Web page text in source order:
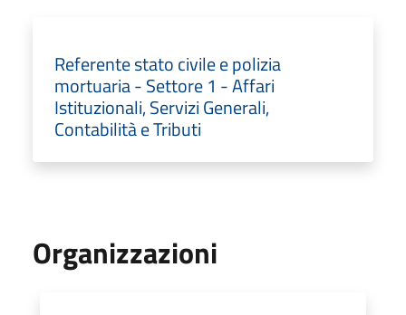
Referente stato civile e polizia
mortuaria - Settore 1 - Affari
Istituzionali, Servizi Generali,
Contabilità e Tributi
Organizzazioni